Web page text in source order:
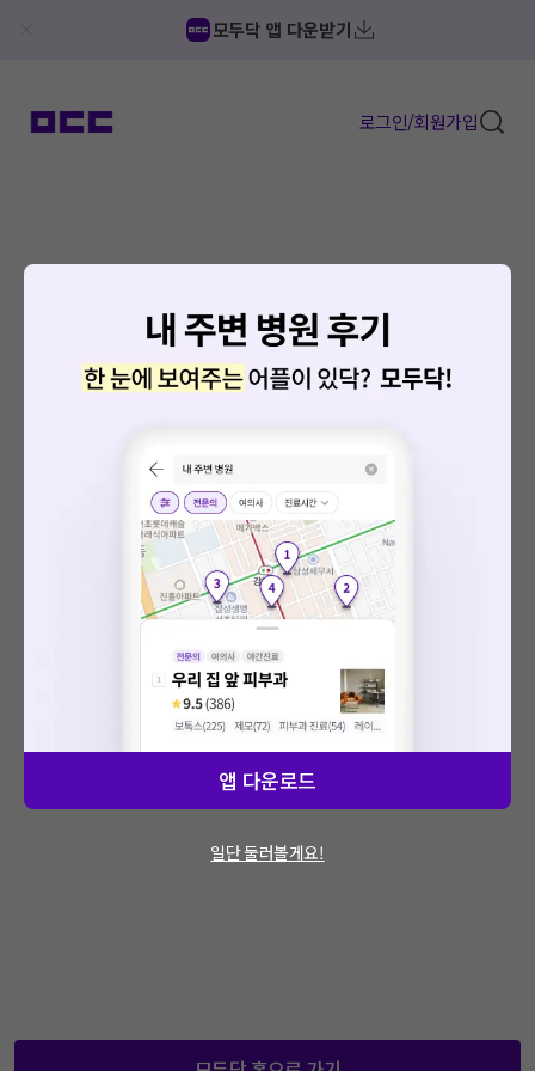
모두닥 앱 다운받기
로그인/회원가입
: 에러가 발생했습니다.
문제가 지속적으로 발생할 경우 모두닥 채널톡
을 통해 문의해주세요.
앱 다운로드
일단 둘러볼게요!